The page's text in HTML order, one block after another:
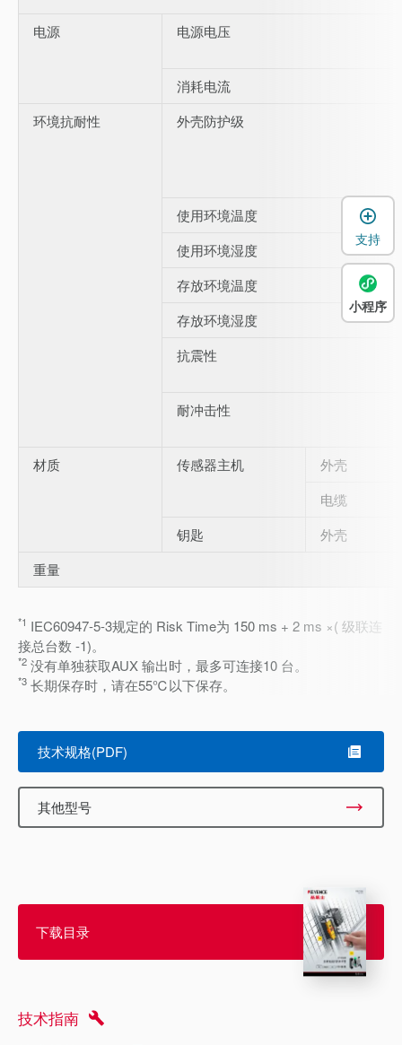
电源 电源电压
消耗电流
环境抗耐性
外壳防护级
使用环境温度
使用环境湿度
存放环境温度
存放环境湿度
抗震性
耐冲击性
材质 传感器主机
外壳
电缆
钥匙
外壳
重量
*1 IEC60947-5-3规定的 Risk Time为 150 ms + 2 ms ×( 级联连
接总台数 -1)。
*2 没有单独获取AUX 输出时，最多可连接10 台。
*3 长期保存时，请在55℃以下保存。
技术规格(PDF)
其他型号
下载目录
技术指南
支持
小程序